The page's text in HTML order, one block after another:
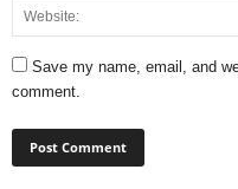
Save my name, email, and
comment.